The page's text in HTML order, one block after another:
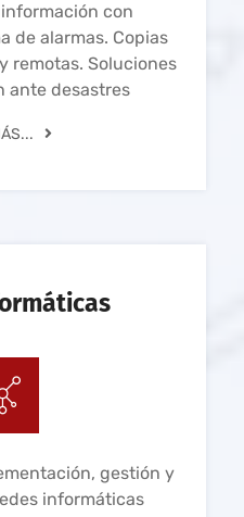
con
de alarmas. Copias
remotas. Soluciones
ante desastres
gestión y
informáticas